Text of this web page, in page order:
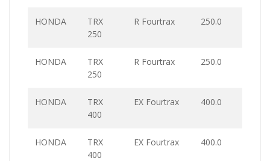
HONDA
TRX
250
R Fourtrax 250.0
HONDA
TRX
250
R Fourtrax 250.0
HONDA
TRX
400
EX Fourtrax 400.0
HONDA
TRX
400
EX Fourtrax 400.0